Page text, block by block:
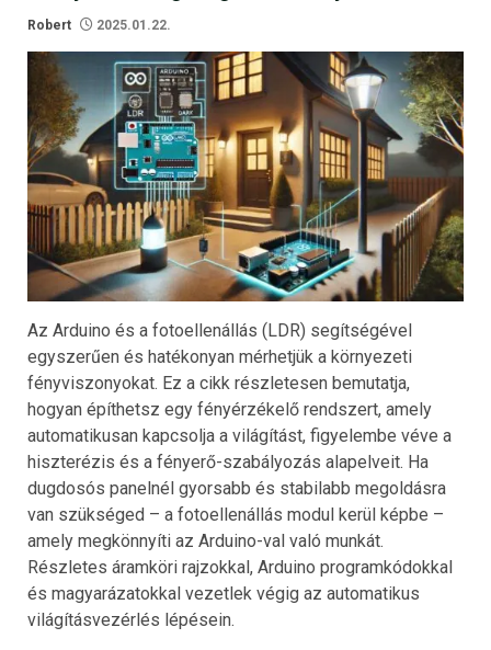
Robert 2025.01.22.
Az Arduino és a fotoellenállás (LDR) segítségével
egyszerűen és hatékonyan mérhetjük a környezeti
fényviszonyokat. Ez a cikk részletesen bemutatja,
hogyan építhetsz egy fényérzékelő rendszert, amely
automatikusan kapcsolja a világítást, figyelembe véve a
hiszterézis és a fényerő-szabályozás alapelveit. Ha
dugdosós panelnél gyorsabb és stabilabb megoldásra
van szükséged – a fotoellenállás modul kerül képbe –
amely megkönnyíti az Arduino-val való munkát.
Részletes áramköri rajzokkal, Arduino programkódokkal
és magyarázatokkal vezetlek végig az automatikus
világításvezérlés lépésein.